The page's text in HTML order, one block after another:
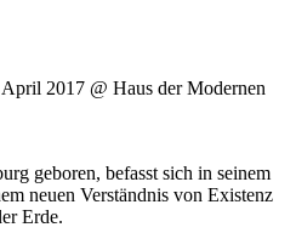
2017 @ Haus der Modernen
geboren, befasst sich in seinem
neuen Verständnis von Existenz
Erde.